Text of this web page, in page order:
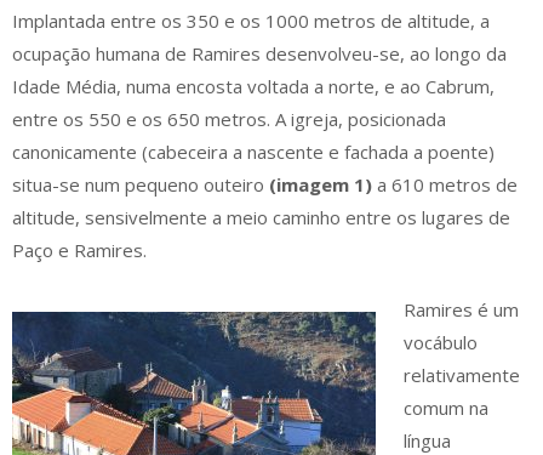
Implantada entre os 350 e os 1000 metros de altitude, a
ocupação humana de Ramires desenvolveu-se, ao longo da
Idade Média, numa encosta voltada a norte, e ao Cabrum,
entre os 550 e os 650 metros. A igreja, posicionada
canonicamente (cabeceira a nascente e fachada a poente)
situa-se num pequeno outeiro (imagem 1) a 610 metros de
altitude, sensivelmente a meio caminho entre os lugares de
Paço e Ramires.
Ramires é um
vocábulo
relativamente
comum na
língua